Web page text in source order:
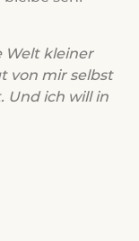
Welt kleiner
von mir selbst
Und ich will in